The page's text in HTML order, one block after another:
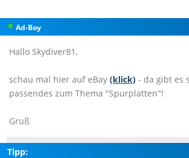
Ad-Boy
Hallo Skydiver81,
schau mal hier auf eBay (klick) - da gibt es
passendes zum Thema "Spurplatten"!
Gruß
Tipp: